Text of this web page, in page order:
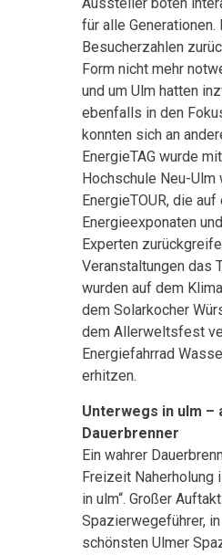
für alle
Besucherzahlen
Form nicht mehr
und um Ulm hatten
ebenfalls in den
konnten sich an
EnergieTAG wurde
Hochschule Neu-
EnergieTOUR, die
Energieexponaten
Experten
Veranstaltungen das
wurden auf dem
dem Solarkocher
dem Allerweltsfest
Energiefahrrad
erhitzen.
Unterwegs in ulm
Dauerbrenner
Ein wahrer
Freizeit Naherholung
in ulm“. Großer
Spazierwegeführer,
schönsten Ulmer